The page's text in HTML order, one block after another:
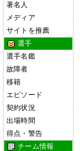
著名人
メディア
サイトを推薦
選手
選手名鑑
故障者
移籍
エピソード
契約状況
出場時間
得点・警告
チーム情報